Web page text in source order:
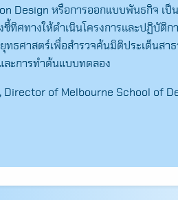
Design หรือการออกแบบพันธกิจ เป็
ชี้ทิศทางให้ดำเนินโครงการและปฏิบัติ
ธศาสตร์เพื่อสำรวจค้นมิติประเด็นสา
ละการทำต้นแบบทดลอง
Director of Melbourne School of